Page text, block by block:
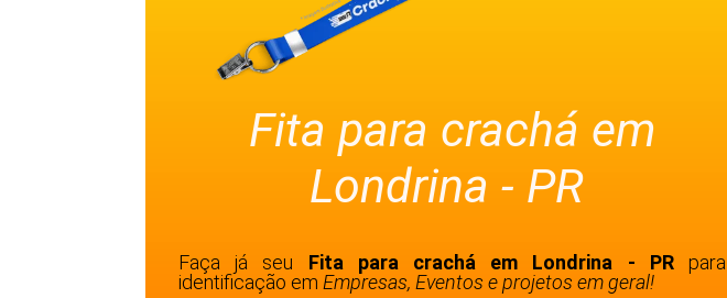
Fita para crachá em
Londrina - PR
Faça já seu Fita para crachá em Londrina - PRpara
identificação emEmpresas, Eventos e projetos em geral!